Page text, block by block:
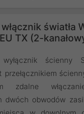
światła
TX (2-
wyłącznik ścienny
przełącznikiem
zdalne
dwóch obwodów